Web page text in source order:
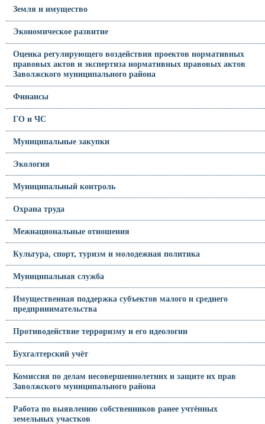
Земля и имущество
Экономическое развитие
Оценка регулирующего воздействия проектов нормативных
правовых актов и экспертиза нормативных правовых актов
Заволжского муниципального района
Финансы
ГО и ЧС
Муниципальные закупки
Экология
Муниципальный контроль
Охрана труда
Межнациональные отношения
Культура, спорт, туризм и молодежная политика
Муниципальная служба
Имущественная поддержка субъектов малого и среднего
предпринимательства
Противодействие терроризму и его идеологии
Бухгалтерский учёт
Комиссия по делам несовершеннолетних и защите их прав
Заволжского муниципального района
Работа по выявлению собственников ранее учтённых
земельных участков